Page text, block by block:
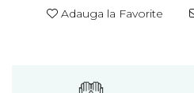
Adauga la Favorite